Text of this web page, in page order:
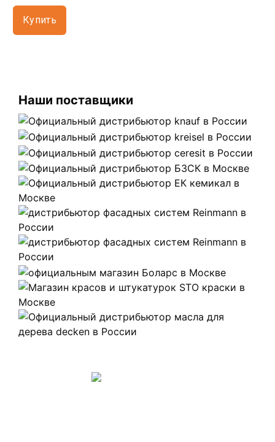
Купить
Наши поставщики